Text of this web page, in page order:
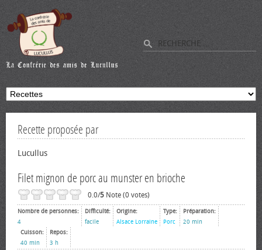
Recette proposée par
Lucullus
Filet mignon de porc au munster en brioche
0.0/5 Note (0 votes)
Nombre de personnes:
4
Difficulté:
facile
Origine:
Alsace Lorraine
Type:
Porc
Préparation:
20 min
Cuisson:
40 min
Repos:
3 h